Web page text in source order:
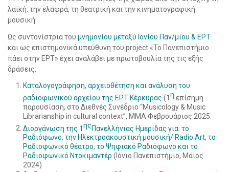
λαϊκή, την ελαφρά, τη θεατρική και την κινηματογραφική
μουσική.
Ως συντονίστρια του μνημονίου μεταξύ Ιονίου Παν/μίου & ΕΡΤ
και ως επιστημονικά υπεύθυνη του project «Το Πανεπιστήμιο
πάει στην ΕΡΤ» έχει αναλάβει με πρωτοβουλία της τις εξής
δράσεις:
Καταλογογράφηση, αρχειοθέτηση και ανάλυση του
ραδιοφωνικού αρχείου της ΕΡΤ Κέρκυρας (1η επίσημη
παρουσίαση, στο Διεθνές Συνέδριο “Musicology & Music
Librarianship in cultural context”, ΜΜΑ Φεβρουάριος 2025.
Διοργάνωση της 1ηςΠανελλήνιας Ημερίδας για: το
Ραδιόφωνο, την Ηλεκτροακουστική μουσική/ Radio Art, το
Ραδιοφωνικό θέατρο, το Ψηφιακό Ραδιόφωνο και το
Ραδιοφωνικό Ντοκιμαντέρ (Ιόνιο Πανεπιστήμιο, Μάιος
2024)